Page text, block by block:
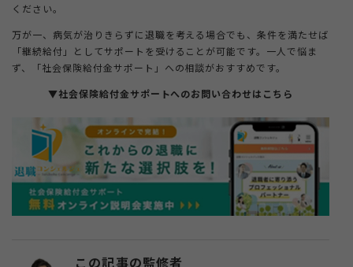
ください。
万が一、病気が治りきらずに退職を考える場合でも、条件を満たせば
「継続給付」としてサポートを受けることが可能です。一人で悩ま
ず、「社会保険給付金サポート」への相談がおすすめです。
▼社会保険給付金サポートへのお問い合わせはこちら
この記事の監修者